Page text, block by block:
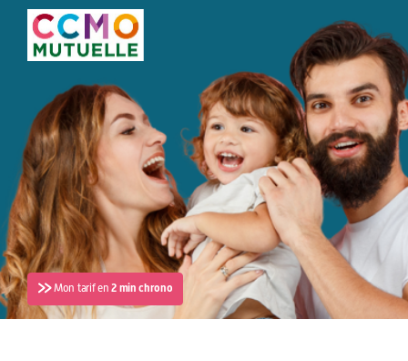
Mon tarif en2 min chrono